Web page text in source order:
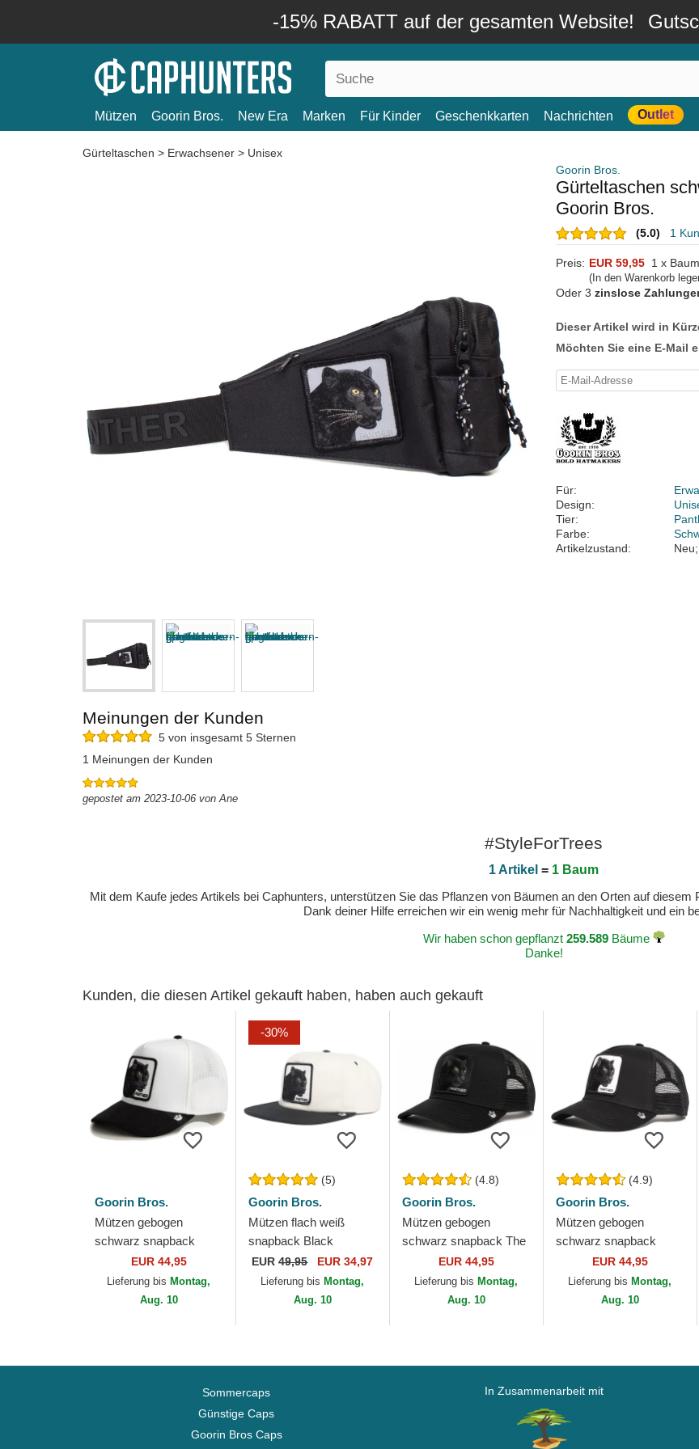
-15% RABATT auf der gesamten Website!
Mützen Goorin Bros. New Era Marken Für Kinder Geschenkkarten Nachrichten Outlet
Gürteltaschen > Erwachsener > Unisex
Goorin Bros.
Gürteltaschen
Goorin Bros.
(5.0) 1
Preis: EUR 59,95 1 x Baum
(In den Warenkorb
Oder 3 zinslose
Dieser Artikel wird in
Möchten Sie eine E-Mail
Für:
Design:
Tier:
Farbe:
Artikelzustand:
Meinungen der Kunden
5 von insgesamt 5 Sternen
1 Meinungen der Kunden
gepostet am 2023-10-06 von Ane
#StyleForTrees
1 Artikel = 1 Baum
Mit dem Kaufe jedes Artikels bei Caphunters, unterstützen Sie das Pflanzen von Bäumen an den Orten auf
Dank deiner Hilfe erreichen wir ein wenig mehr für Nachhaltigkeit und ein
Wir haben schon gepflanzt 259.589Bäume
Danke!
Kunden, die diesen Artikel gekauft haben, haben auch gekauft
Goorin Bros.
Mützen gebogen
schwarz snapback
Microsuede Black
Panther The Farm
Goorin Bros.
EUR 44,95
Lieferung bis Montag,
Aug. 10
-30%
(5)
Goorin Bros.
Mützen flach weiß
snapback Black
Panther Stealth Explorer
The Farm Flats The
Farm Goorin Bros.
EUR49,95 EUR 34,97
Lieferung bis Montag,
Aug. 10
(4.8)
Goorin Bros.
Mützen gebogen
schwarz snapback The
Black Panther Core
Combo The Farm
Goorin Bros.
EUR 44,95
Lieferung bis Montag,
Aug. 10
(4.9)
Goorin Bros.
Mützen gebogen
schwarz snapback
Black Panther The
Farm Goorin Bros.
EUR 44,95
Lieferung bis Montag,
Aug. 10
Sommercaps
Günstige Caps
Goorin Bros Caps
In Zusammenarbeit mit